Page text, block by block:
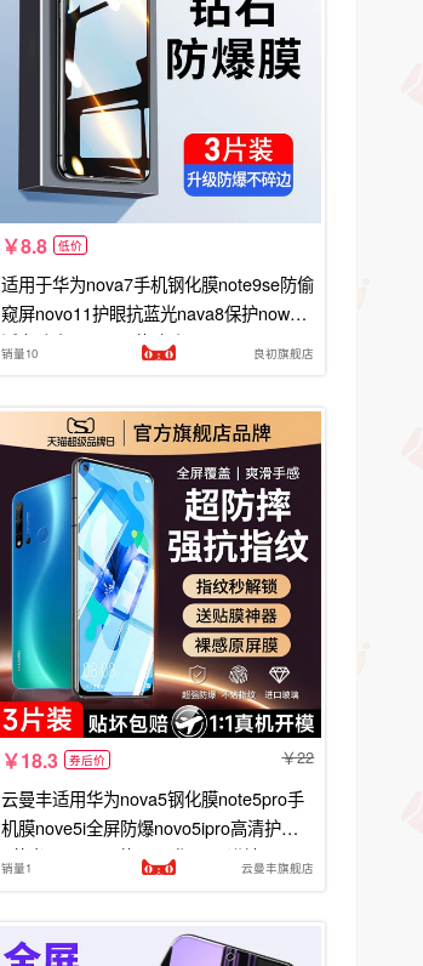
8.8 低价
适用于华为nova7手机钢化膜note9se防偷
窥屏novo11护眼抗蓝光nava8保护nowa5
活力防窥navo6屏幕玻璃nave10es
销量10 良初旗舰店
18.3 券后价 22
云曼丰适用华为nova5钢化膜note5pro手
机膜nove5i全屏防爆novo5ipro高清护眼n
5蓝光nava5z屏幕navo华neva诺娃
销量1 云曼丰旗舰店